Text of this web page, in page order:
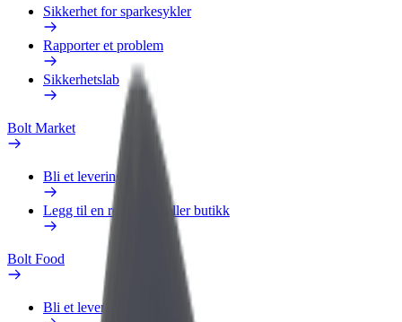
Sikkerhet for sparkesykler
Rapporter et problem
Sikkerhetslab
Bolt Market
Bli et leveringsbud
Legg til en restaurant eller butikk
Bolt Food
Bli et leveringsbud